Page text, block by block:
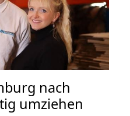
nach
umziehen